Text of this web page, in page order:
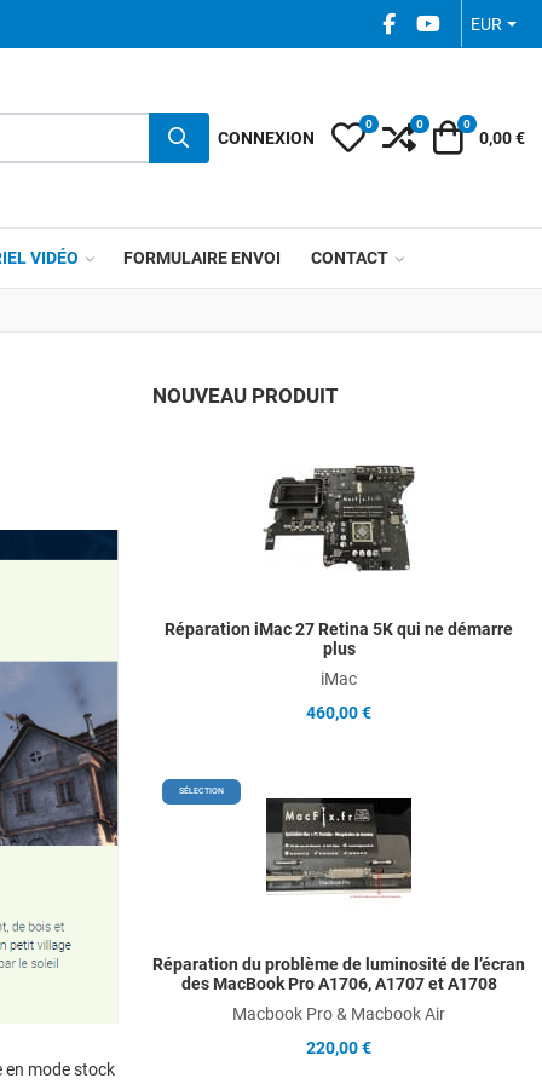
FACEBOOK
YOUTUBE
EUR
CONNEXION My Wishlist
0 Compare
0 Votre
0
0,00 €
VIDÉO FORMULAIRE ENVOI CONTACT
en mode stock
NOUVEAU PRODUIT
Réparation iMac 27 Retina 5K qui ne démarre
plus
iMac
460,00 €
SÉLECTION
Réparation du problème de luminosité de l’écran
des MacBook Pro A1706, A1707 et A1708
Macbook Pro & Macbook Air
220,00 €